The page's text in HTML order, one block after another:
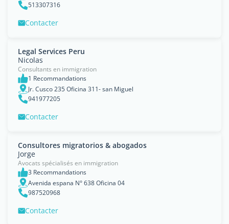
513307316
Contacter
Legal Services Peru
Nicolas
Consultants en immigration
1 Recommandations
Jr. Cusco 235 Oficina 311- san Miguel
941977205
Contacter
Consultores migratorios & abogados
Jorge
Avocats spécialisés en immigration
3 Recommandations
Avenida espana N° 638 Oficina 04
987520968
Contacter